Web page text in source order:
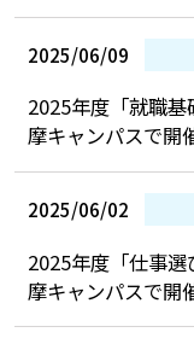
2025/06/09
2025年度「就職
摩キャンパスで開
2025/06/02
2025年度「仕事
摩キャンパスで開